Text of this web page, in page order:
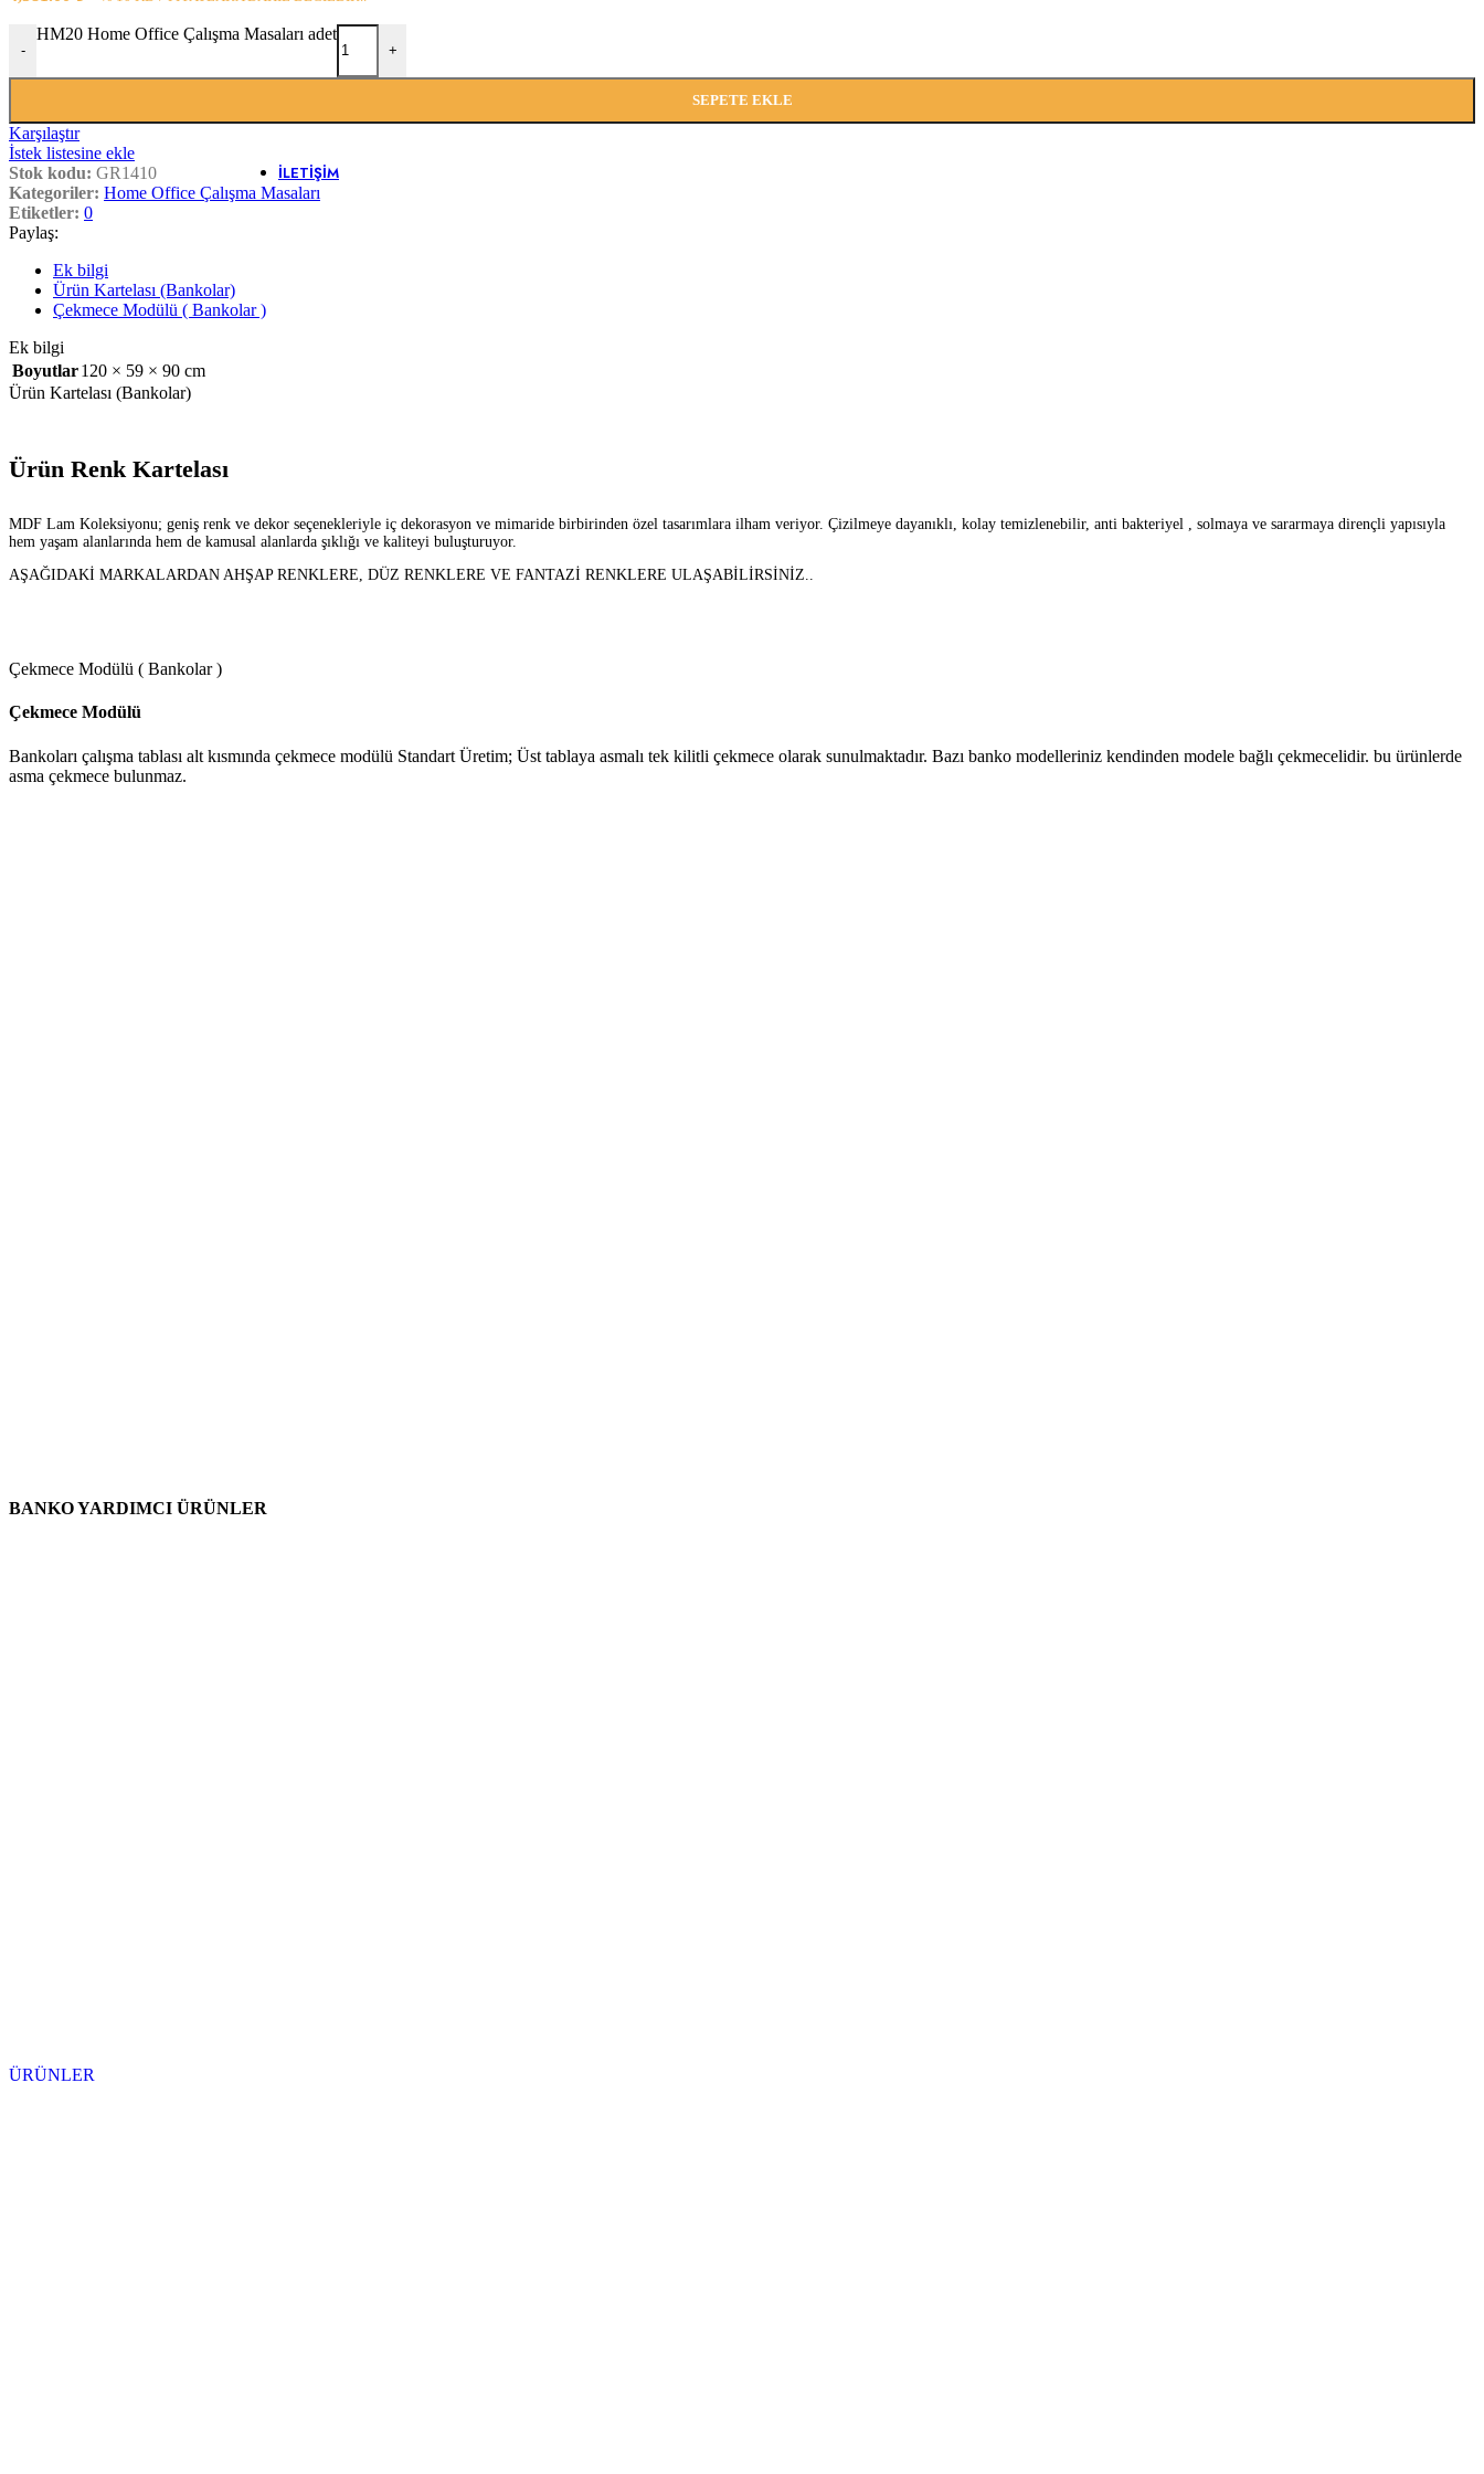
İLETIŞIM
-
HM20 Home Office Çalışma Masaları adet
+
SEPETE EKLE
Karşılaştır
İstek listesine ekle
Stok kodu: GR1410
Kategoriler: Home Office Çalışma Masaları
Etiketler: 0
Paylaş:
Ek bilgi
Ürün Kartelası (Bankolar)
Çekmece Modülü ( Bankolar )
Ek bilgi
Boyutlar120 × 59 × 90 cm
Ürün Kartelası (Bankolar)
Ürün Renk Kartelası
MDF Lam Koleksiyonu; geniş renk ve dekor seçenekleriyle iç dekorasyon ve mimaride birbirinden özel tasarımlara ilham veriyor. Çizilmeye dayanıklı, kolay temizlenebilir, anti bakteriyel , solmaya ve sararmaya dirençli yapısıyla
hem yaşam alanlarında hem de kamusal alanlarda şıklığı ve kaliteyi buluşturuyor.
AŞAĞIDAKİ MARKALARDAN AHŞAP RENKLERE, DÜZ RENKLERE VE FANTAZİ RENKLERE ULAŞABİLİRSİNİZ..
Çekmece Modülü ( Bankolar )
Çekmece Modülü
Bankoları çalışma tablası alt kısmında çekmece modülü Standart Üretim; Üst tablaya asmalı tek kilitli çekmece olarak sunulmaktadır. Bazı banko modelleriniz kendinden modele bağlı çekmecelidir. bu ürünlerde
asma çekmece bulunmaz.
BANKO YARDIMCI ÜRÜNLER
ÜRÜNLER